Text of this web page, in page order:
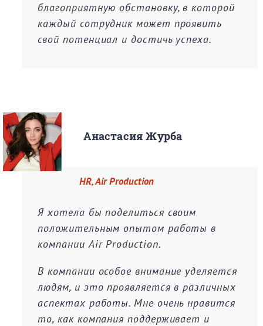
благоприятную обстановку, в которой
каждый сотрудник может проявить
свой потенциал и достичь успеха.
Анастасия Журба
HR, Air Production
Я хотела бы поделиться своим
положительным опытом работы в
компании Air Production.
В компании особое внимание уделяется
людям, и это проявляется в различных
аспектах работы. Мне очень нравится
то, как компания поддерживает и